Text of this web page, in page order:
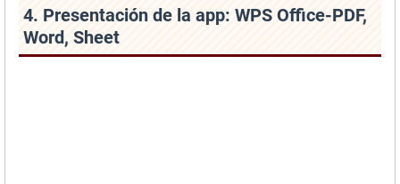
4. Presentación de la app: WPS Office-PDF,
Word, Sheet